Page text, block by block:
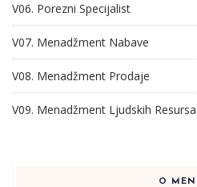
V06. Porezni Specijalist
V07. Menadžment Nabave
V08. Menadžment Prodaje
V09. Menadžment Ljudskih Resursa
O MENI